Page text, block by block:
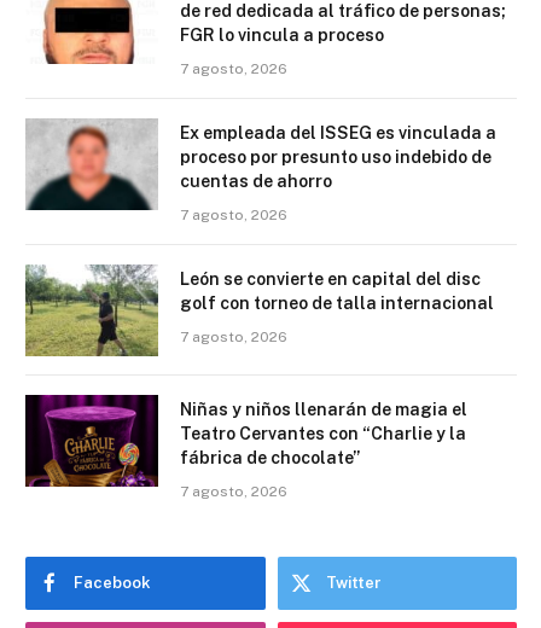
de red dedicada al tráfico de personas;
FGR lo vincula a proceso
7 agosto, 2026
Ex empleada del ISSEG es vinculada a
proceso por presunto uso indebido de
cuentas de ahorro
7 agosto, 2026
León se convierte en capital del disc
golf con torneo de talla internacional
7 agosto, 2026
Niñas y niños llenarán de magia el
Teatro Cervantes con “Charlie y la
fábrica de chocolate”
7 agosto, 2026
Facebook Twitter